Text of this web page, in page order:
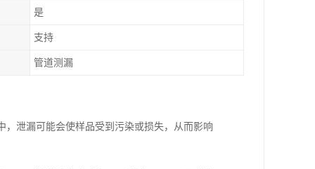
是
支持
管道测漏
泄漏可能会使样品受到污染或损失，从而影响